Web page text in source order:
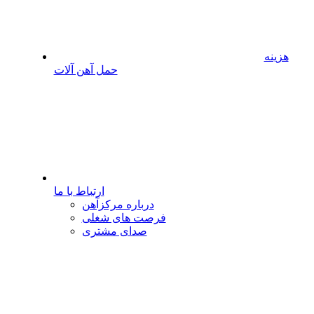
هزینه
حمل آهن آلات
ارتباط با ما
درباره مرکزآهن
فرصت های شغلی
صدای مشتری